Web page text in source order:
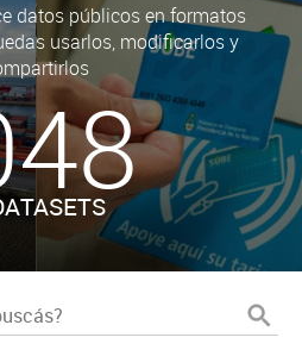
datos públicos en formatos
usarlos, modificarlos y